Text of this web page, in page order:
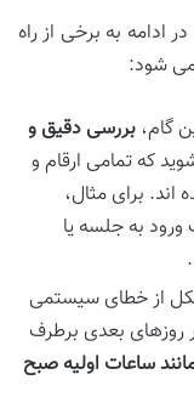
ادامه به برخی از راه
می شود:
گام، بررسی دقیق و
که تمامی ارقام و
برای مثال،
ورود به جلسه یا
از خطای سیستمی
روزهای بعدی برطرف
ساعات اولیه صبح